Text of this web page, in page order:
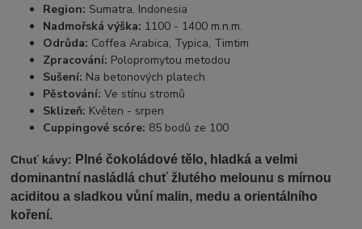
Region: Sumatra, Indonesia
Nadmořská výška: 1100 - 1400 m.n.m.
Odrůda: Coffea Arabica, Typica, Timtim
Zpracování: Polopromytou metodou
Sušení: Na betonových platech
Pěstování: Ve stínu stromů
Sklizeň: Květen - srpen
Cuppingové scóre: 85 bodů ze 100
Chuť kávy: Plné čokoládové tělo, hladká a velmi
dominantní nasládlá chuť žlutého melounu s mírnou
aciditou a sladkou vůní malin, medu a orientálního
koření.